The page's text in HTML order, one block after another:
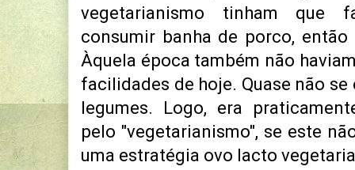
vegetarianismo tinham que
consumir banha de porco,
Àquela época também não
facilidades de hoje. Quase não
legumes. Logo, era
pelo "vegetarianismo", se este
uma estratégia ovo lacto